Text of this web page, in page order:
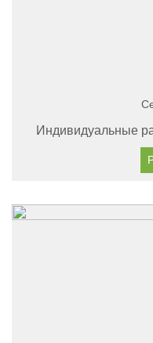
Индивидуальные